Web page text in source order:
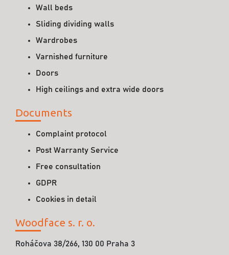
Wall beds
Sliding dividing walls
Wardrobes
Varnished furniture
Doors
High ceilings and extra wide doors
Documents
Complaint protocol
Post Warranty Service
Free consultation
GDPR
Cookies in detail
Woodface s. r. o.
Roháčova 38/266, 130 00 Praha 3